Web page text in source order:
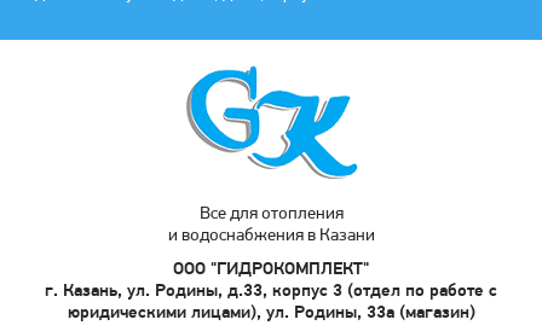
Все для отопления
и водоснабжения в Казани
ООО "ГИДРОКОМПЛЕКТ"
г. Казань, ул. Родины, д.33, корпус 3 (отдел по работе с
юридическими лицами), ул. Родины, 33а (магазин)